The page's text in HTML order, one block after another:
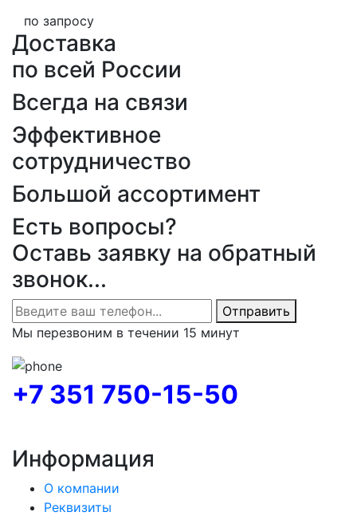
по запросу
Доставка
по всей России
Всегда на связи
Эффективное
сотрудничество
Большой ассортимент
Есть вопросы?
Оставь заявку на обратный
звонок...
Отправить
Мы перезвоним в течении 15 минут
+7 351 750-15-50
Информация
О компании
Реквизиты